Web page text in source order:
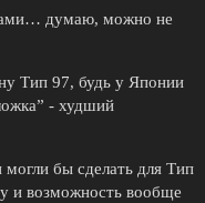
думаю, можно не
Тип 97, будь у Японии
- худший
могли бы сделать для Тип
и возможность вообще